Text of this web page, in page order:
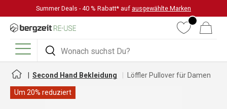
DIREKT ZUM INHALT
Summer Deals - 40 % Rabatt* auf ausgewählte Marken
Suchen
Suchen
WunschlisteWarenkorb
Menü
Second Hand Bekleidung Löffler Pullover für Damen
Um 20% reduziert